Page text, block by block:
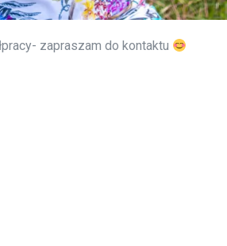
zapraszam do kontaktu